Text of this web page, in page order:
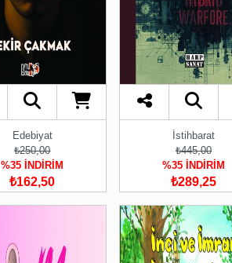
Edebiyat
₺250,00
%35 İNDİRİM
₺162,50
İstihbarat
₺445,00
%35 İNDİRİM
₺289,25